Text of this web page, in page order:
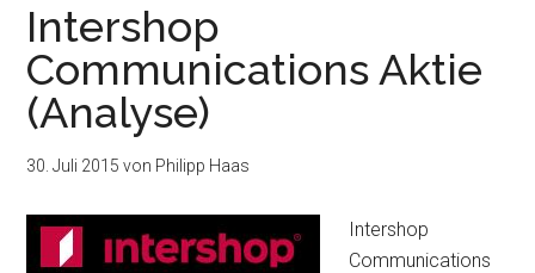
Intershop
Communications Aktie
(Analyse)
30. Juli 2015 von Philipp Haas
Intershop
Communications